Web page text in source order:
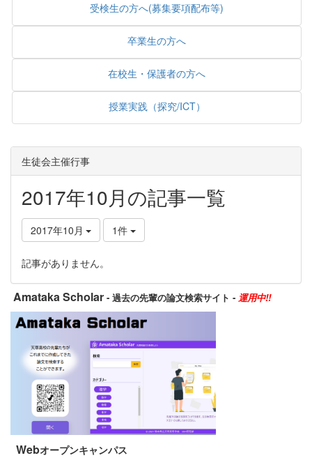
受検生の方へ(募集要項配布等)
卒業生の方へ
在校生・保護者の方へ
授業実践（探究/ICT）
生徒会主催行事
2017年10月の記事一覧
2017年10月 1件
記事がありません。
Amataka Scholar - 過去の先輩の論文検索サイト - 運用中!!
Webオープンキャンパス